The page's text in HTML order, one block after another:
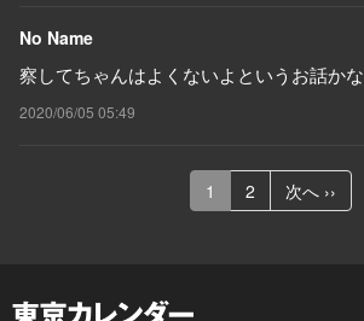
No Name
察してちゃんはよくないよというお話かな
2020/06/05 05:49
1 2 次へ ››